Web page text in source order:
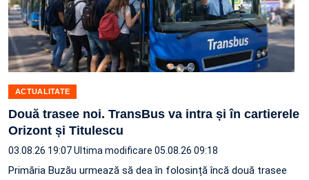
ACTUALITATE
Două trasee noi. TransBus va intra și în cartierele
Orizont și Titulescu
03.08.26 19:07Ultima modificare 05.08.26 09:18
Primăria Buzău urmează să dea în folosință încă două trasee